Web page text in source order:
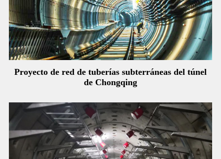
Proyecto de red de tuberías subterráneas del túnel
de Chongqing